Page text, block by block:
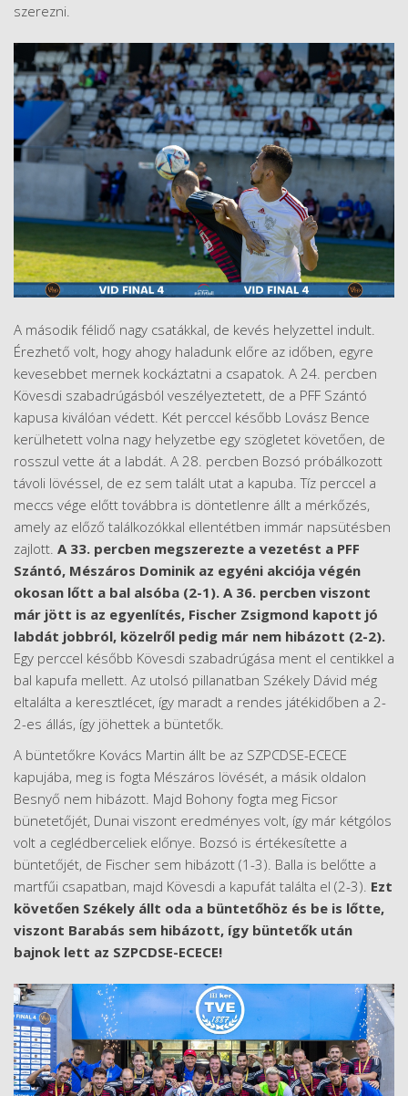
szerezni.
A második félidő nagy csatákkal, de kevés helyzettel indult.
Érezhető volt, hogy ahogy haladunk előre az időben, egyre
kevesebbet mernek kockáztatni a csapatok. A 24. percben
Kövesdi szabadrúgásból veszélyeztetett, de a PFF Szántó
kapusa kiválóan védett. Két perccel később Lovász Bence
kerülhetett volna nagy helyzetbe egy szögletet követően, de
rosszul vette át a labdát. A 28. percben Bozsó próbálkozott
távoli lövéssel, de ez sem talált utat a kapuba. Tíz perccel a
meccs vége előtt továbbra is döntetlenre állt a mérkőzés,
amely az előző találkozókkal ellentétben immár napsütésben
zajlott. A 33. percben megszerezte a vezetést a PFF
Szántó, Mészáros Dominik az egyéni akciója végén
okosan lőtt a bal alsóba (2-1). A 36. percben viszont
már jött is az egyenlítés, Fischer Zsigmond kapott jó
labdát jobbról, közelről pedig már nem hibázott (2-2).
Egy perccel később Kövesdi szabadrúgása ment el centikkel a
bal kapufa mellett. Az utolsó pillanatban Székely Dávid még
eltalálta a keresztlécet, így maradt a rendes játékidőben a 2-
2-es állás, így jöhettek a büntetők.
A büntetőkre Kovács Martin állt be az SZPCDSE-ECECE
kapujába, meg is fogta Mészáros lövését, a másik oldalon
Besnyő nem hibázott. Majd Bohony fogta meg Ficsor
bünetetőjét, Dunai viszont eredményes volt, így már kétgólos
volt a ceglédberceliek előnye. Bozsó is értékesítette a
büntetőjét, de Fischer sem hibázott (1-3). Balla is belőtte a
martfűi csapatban, majd Kövesdi a kapufát találta el (2-3). Ezt
követően Székely állt oda a büntetőhöz és be is lőtte,
viszont Barabás sem hibázott, így büntetők után
bajnok lett az SZPCDSE-ECECE!